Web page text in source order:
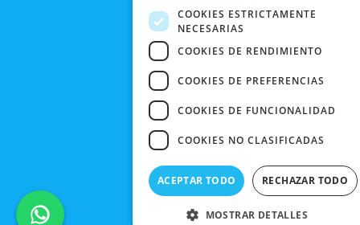
CONTACTO
COOKIES ESTRICTAMENTE
NECESARIAS
COOKIES DE RENDIMIENTO
COOKIES DE PREFERENCIAS
COOKIES DE FUNCIONALIDAD
COOKIES NO CLASIFICADAS
ACEPTAR TODO RECHAZAR TODO
MOSTRAR DETALLES